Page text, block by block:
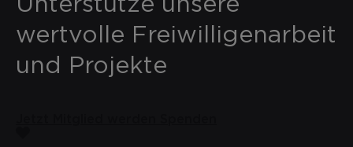
wertvolle Freiwilligenarbeit
und Projekte